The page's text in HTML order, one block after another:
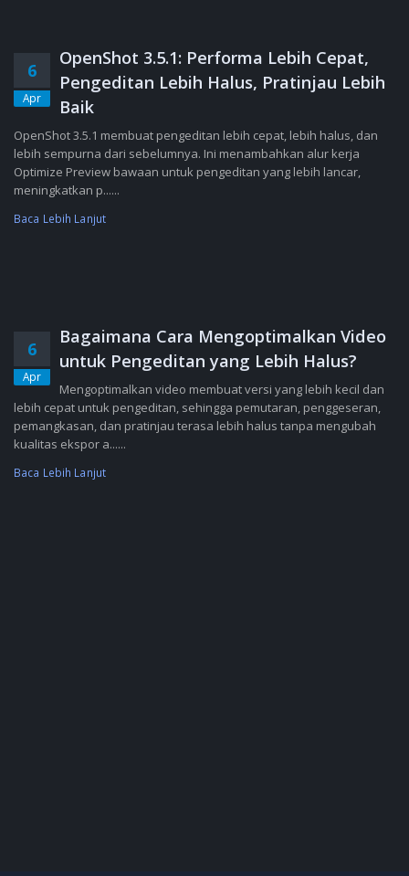
6
Apr
OpenShot 3.5.1: Performa Lebih Cepat,
Pengeditan Lebih Halus, Pratinjau Lebih
Baik
OpenShot 3.5.1 membuat pengeditan lebih cepat, lebih halus, dan
lebih sempurna dari sebelumnya. Ini menambahkan alur kerja
Optimize Preview bawaan untuk pengeditan yang lebih lancar,
meningkatkan p......
Baca Lebih Lanjut
6
Apr
Bagaimana Cara Mengoptimalkan Video
untuk Pengeditan yang Lebih Halus?
Mengoptimalkan video membuat versi yang lebih kecil dan
lebih cepat untuk pengeditan, sehingga pemutaran, penggeseran,
pemangkasan, dan pratinjau terasa lebih halus tanpa mengubah
kualitas ekspor a......
Baca Lebih Lanjut